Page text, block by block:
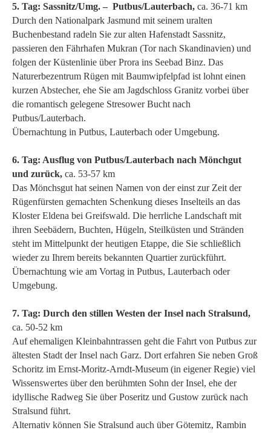
5. Tag: Sassnitz/Umg. – Putbus/Lauterbach, ca. 36-71 km
Durch den Nationalpark Jasmund mit seinem uralten
Buchenbestand radeln Sie zur alten Hafenstadt Sassnitz,
passieren den Fährhafen Mukran (Tor nach Skandinavien) und
folgen der Küstenlinie über Prora ins Seebad Binz. Das
Naturerbezentrum Rügen mit Baumwipfelpfad ist lohnt einen
kurzen Abstecher, ehe Sie am Jagdschloss Granitz vorbei über
die romantisch gelegene Stresower Bucht nach
Putbus/Lauterbach.
Übernachtung in Putbus, Lauterbach oder Umgebung.
6. Tag: Ausflug von Putbus/Lauterbach nach Mönchgut
und zurück, ca. 53-57 km
Das Mönchsgut hat seinen Namen von der einst zur Zeit der
Rügenfürsten gemachten Schenkung dieses Inselteils an das
Kloster Eldena bei Greifswald. Die herrliche Landschaft mit
ihren Seebädern, Buchten, Hügeln, Steilküsten und Stränden
steht im Mittelpunkt der heutigen Etappe, die Sie schließlich
wieder zu Ihrem bereits bekannten Quartier zurückführt.
Übernachtung wie am Vortag in Putbus, Lauterbach oder
Umgebung.
7. Tag: Durch den stillen Westen der Insel nach Stralsund,
ca. 50-52 km
Auf ehemaligen Kleinbahntrassen geht die Fahrt von Putbus zur
ältesten Stadt der Insel nach Garz. Dort erfahren Sie neben Groß
Schoritz im Ernst-Moritz-Arndt-Museum (in eigener Regie) viel
Wissenswertes über den berühmten Sohn der Insel, ehe der
idyllische Radweg Sie über Poseritz und Gustow zurück nach
Stralsund führt.
Alternativ können Sie Stralsund auch über Götemitz, Rambin